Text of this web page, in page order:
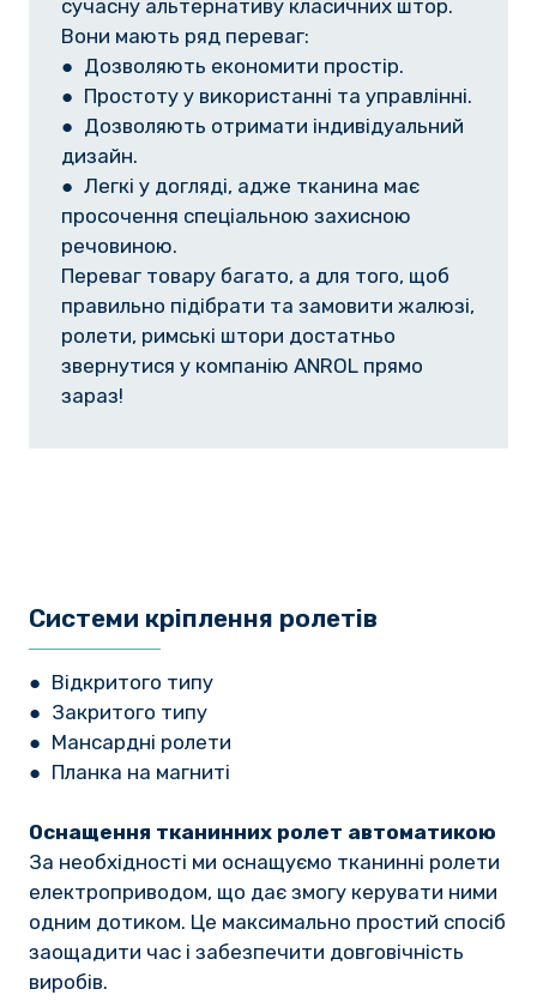
сучасну альтернативу класичних штор.
Вони мають ряд переваг:
● Дозволяють економити простір.
● Простоту у використанні та управлінні.
● Дозволяють отримати індивідуальний
дизайн.
● Легкі у догляді, адже тканина має
просочення спеціальною захисною
речовиною.
Переваг товару багато, а для того, щоб
правильно підібрати та замовити жалюзі,
ролети, римські штори достатньо
звернутися у компанію ANROL прямо
зараз!
Системи кріплення ролетів
● Відкритого типу
● Закритого типу
● Мансардні ролети
● Планка на магниті
Оснащення тканинних ролет автоматикою
За необхідності ми оснащуємо тканинні ролети
електроприводом, що дає змогу керувати ними
одним дотиком. Це максимально простий спосіб
заощадити час і забезпечити довговічність
виробів.